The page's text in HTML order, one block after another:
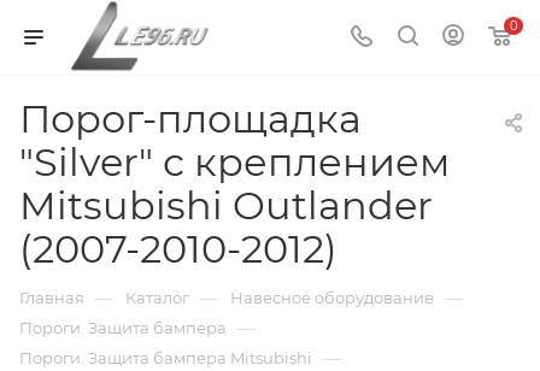
0
Порог-площадка
"Silver" с креплением
Mitsubishi Outlander
(2007-2010-2012)
Главная — Каталог — Навесное оборудование —
Пороги. Защита бампера —
Пороги. Защита бампера Mitsubishi —